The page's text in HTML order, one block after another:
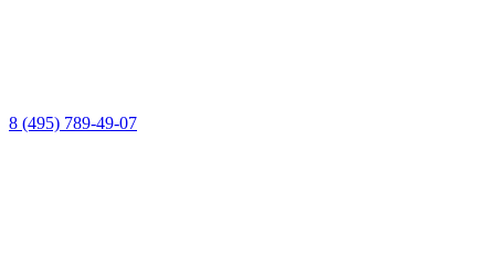
8 (495) 789-49-07